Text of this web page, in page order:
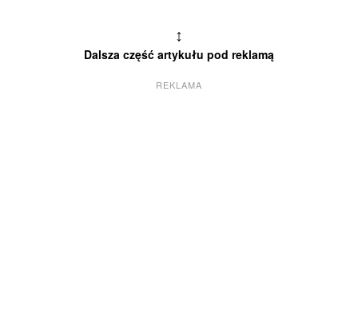
↕
Dalsza część artykułu pod reklamą
REKLAMA